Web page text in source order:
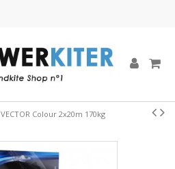
VECTOR Colour 2x20m 170kg